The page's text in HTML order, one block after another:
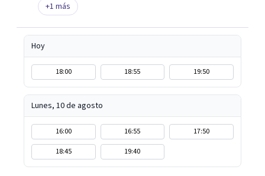
+1 más
Hoy
18:00 18:55 19:50
Lunes, 10 de agosto
16:00 16:55
17:50
18:45
19:40